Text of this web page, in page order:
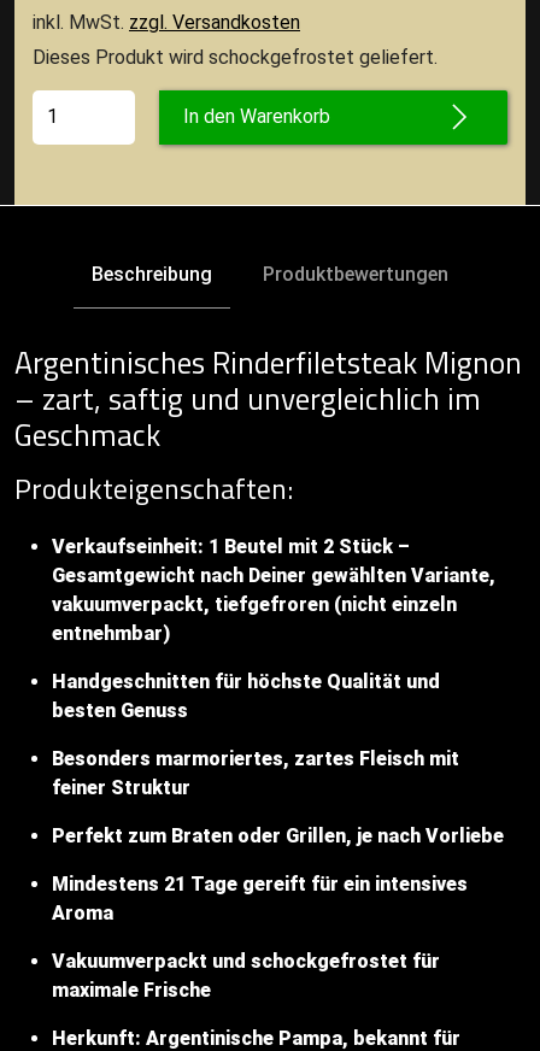
inkl. MwSt. zzgl. Versandkosten
Dieses Produkt wird schockgefrostet geliefert.
In den Warenkorb
Beschreibung Produktbewertungen
Argentinisches Rinderfiletsteak Mignon
– zart, saftig und unvergleichlich im
Geschmack
Produkteigenschaften:
Verkaufseinheit: 1 Beutel mit 2 Stück –
Gesamtgewicht nach Deiner gewählten Variante,
vakuumverpackt, tiefgefroren (nicht einzeln
entnehmbar)
Handgeschnitten für höchste Qualität und
besten Genuss
Besonders marmoriertes, zartes Fleisch mit
feiner Struktur
Perfekt zum Braten oder Grillen, je nach Vorliebe
Mindestens 21 Tage gereift für ein intensives
Aroma
Vakuumverpackt und schockgefrostet für
maximale Frische
Herkunft: Argentinische Pampa, bekannt für